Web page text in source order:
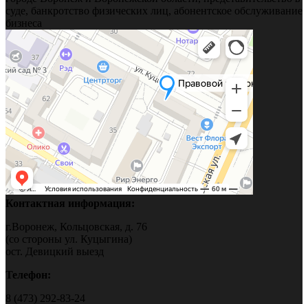
суде, банкротство физических лиц, абонентское обслуживание
бизнеса
Контактная информация:
г.Воронеж, Кольцовская, д. 76
(со стороны ул. Куцыгина)
ост. Девицкий выезд
Телефон:
8 (473) 292-83-24